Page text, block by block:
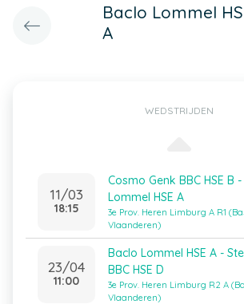
Baclo Lommel
A
WEDSTRIJDEN
11/03
18:15
Cosmo Genk BBC HSE B
Lommel HSE A
3e Prov. Heren Limburg A R1
Vlaanderen)
23/04
11:00
Baclo Lommel HSE A -
BBC HSE D
3e Prov. Heren Limburg R2 A
Vlaanderen)